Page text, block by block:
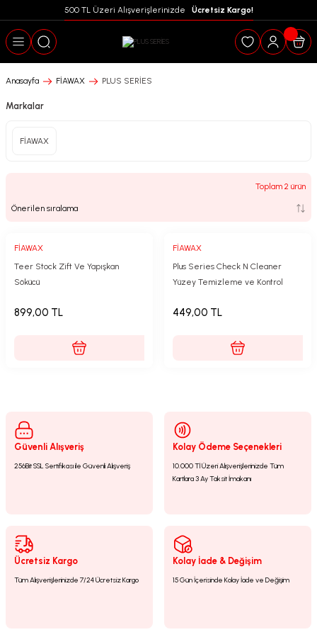
500 TL Üzeri Alışverişlerinizde Ücretsiz Kargo!
Geri Dön
Anasayfa FİAWAX PLUS SERİES
Markalar
FİAWAX
Toplam 2 ürün
FİAWAX
Teer Stock Zift Ve Yapışkan
Sökücü
899,00 TL
FİAWAX
Plus Series Check N Cleaner
Yüzey Temizleme ve Kontrol
449,00 TL
Güvenli Alışveriş
256Bit SSL Sertifikası ile Güvenli Alışveriş
Kolay Ödeme Seçenekleri
10.000 Tl Üzeri Alışverişlerinizde Tüm
Kartlara 3 Ay Taksit İmakanı
Ücretsiz Kargo
Tüm Alışverişlerinizde 7/24 Ücretsiz Kargo
Kolay İade & Değişim
15 Gün İçerisinde Kolay İade ve Değişim